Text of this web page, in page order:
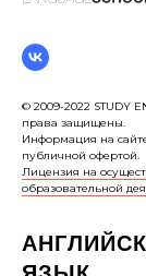
© 2009-2022 STUDY
права защищены.
Информация на
публичной офертой.
Лицензия на
образовательной